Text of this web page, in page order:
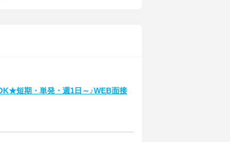
短期・単発・週1日～♪WEB面接